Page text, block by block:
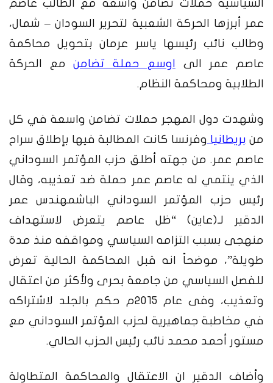
السياسية حملات تضامن واسعة مع الطالب عاصم
عمر أبرزها الحركة الشعبية لتحرير السودان – شمال،
وطالب نائب رئيسها ياسر عرمان بتحويل محاكمة
عاصم عمر الى اوسع حملة تضامنمع الحركة
الطلابية ومحاكمة النظام.
وشهدت دول المهجر حملات تضامن واسعة في كل
من بريطانيا وفرنسا كانت المطالبة فيها بإطلاق سراح
عاصم عمر. من جهته أطلق حزب المؤتمر السوداني
الذي ينتمي له عاصم عمر حملة ضد تعذيبه، وقال
رئيس حزب المؤتمر السوداني الباشمهندس عمر
الدقير لـ(عاين) “ظل عاصم يتعرض لاستهداف
منهجى بسبب التزامه السياسي ومواقفه منذ مدة
طويلة”، موضحاً انه قبل المحاكمة الحالية تعرض
للفصل السياسي من جامعة بحرى ولأكثر من اعتقال
وتعذيب، وفى عام ٢٠١٥م حكم بالجلد لاشتراكه
في مخاطبة جماهيرية لحزب المؤتمر السوداني مع
مستور أحمد محمد نائب رئيس الحزب الحالي.
وأضاف الدقير ان الاعتقال والمحاكمة المتطاولة